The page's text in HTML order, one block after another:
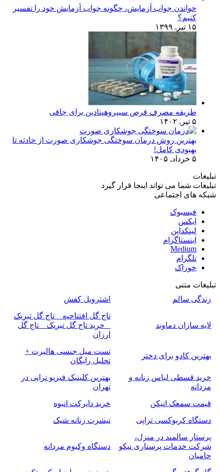
خواندن جواب آزمایش، چگونه جواب آزمایش خود را تفسیر
کنیم؟
۱۵ تیر, ۱۳۹۹
طریقه مصرف قرص سیپروهپتادین برای چاقی
۵ تیر, ۱۴۰۲
بهترین روش درمان سوختگی جوشکاری صورت از حادثه تا
بهبودی کامل!
۵ خرداد, ۱۴۰۵
تبلیغات
تبلیغات شما می تواند اینجا قرار گیرد
شبکه های اجتماعی
فیسبوک
ایکس
لینکداین
اینستاگرام
Medium
تلگرام
خوراک
تبلیغات متنی
زندگی سالم
اشتروبل کفش
لایه سازان دماوند
تاج گل افتتاحیه _ تاج گل تبریک
_ خرید تاج گل تبریک _ تاج گل
ارزان
بهترین کادو برای دختر
تست میل جنسی هالبرت +
تحلیل رایگان
خرید قسطی لباس زنانه و
مردانه
بهترین کلینیک فیزیو تراپی در
تهران
قیمت سمعک اتیکن
خرید دایرکت انبوه
دستگاه کربوکسی تراپی
تیشرت زنانه شیک
پرستار سالمند در منزل،
شرکت خدمات پرستاری نیکو
حامیان
دستگاه وکیوم مردانه